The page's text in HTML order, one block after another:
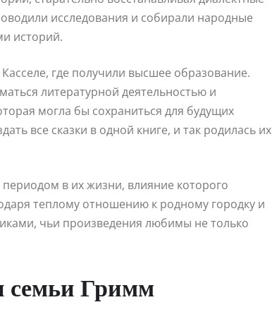
исследования и собирали народные
историй.
где получили высшее образование.
литературной деятельностью и
могла бы сохраниться для будущих
все сказки в одной книге, и так родилась их
в их жизни, влияние которого
теплому отношению к родному городку и
чьи произведения любимы не только
семьи Гримм